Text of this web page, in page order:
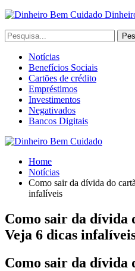
Notícias
Benefícios Sociais
Cartões de crédito
Empréstimos
Investimentos
Negativados
Bancos Digitais
Home
Notícias
Como sair da dívida do
infalíveis
Como sair da dívida
Veja 6 dicas
Como sair da dívida